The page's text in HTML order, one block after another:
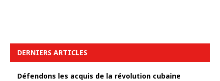
DERNIERS ARTICLES
Défendons les acquis de la révolution cubaine